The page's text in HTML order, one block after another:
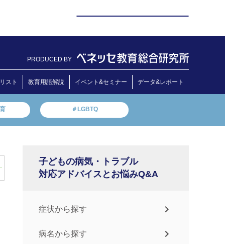
PRODUCED BY
スト 教育用語解説 イベント&セミナー データ&レポート
＃LGBTQ
子どもの病気・トラブル
対応アドバイスとお悩みQ&A
症状から探す
病名から探す